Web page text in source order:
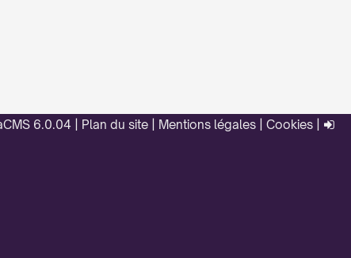
6.0.04 Plan du site Mentions légales Cookies